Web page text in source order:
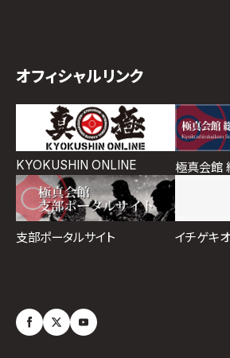
オフィシャルリンク
KYOKUSHIN ONLINE 極真会館
支部ポータルサイト イチゲキ